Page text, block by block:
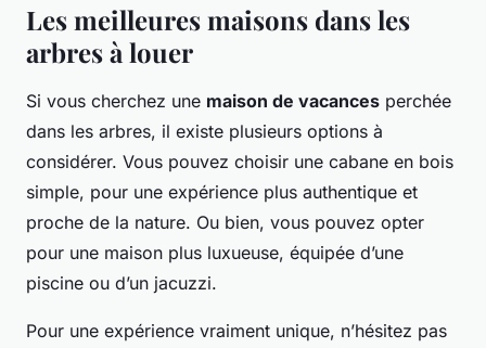
Les meilleures maisons dans les
arbres à louer
Si vous cherchez une maison de vacances perchée
dans les arbres, il existe plusieurs options à
considérer. Vous pouvez choisir une cabane en bois
simple, pour une expérience plus authentique et
proche de la nature. Ou bien, vous pouvez opter
pour une maison plus luxueuse, équipée d’une
piscine ou d’un jacuzzi.
Pour une expérience vraiment unique, n’hésitez pas